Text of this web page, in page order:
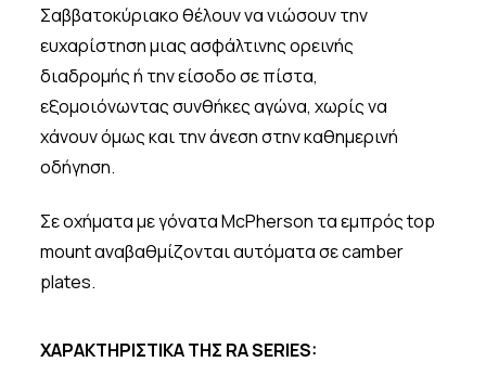
Σαββατοκύριακο θέλουν να νιώσουν την
ευχαρίστηση μιας ασφάλτινης ορεινής
διαδρομής ή την είσοδο σε πίστα,
εξομοιόνωντας συνθήκες αγώνα, χωρίς να
χάνουν όμως και την άνεση στην καθημερινή
οδήγηση.
Σε οχήματα με γόνατα McPherson τα εμπρός top
mount αναβαθμίζονται αυτόματα σε camber
plates.
ΧΑΡΑΚΤΗΡΙΣΤΙΚΑ ΤΗΣ RA SERIES: